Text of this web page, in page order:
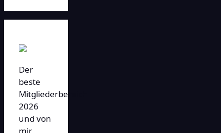
Der
beste
Mitgliederbereich
2026
und von
mir